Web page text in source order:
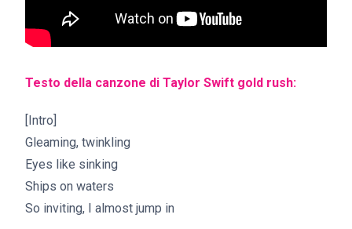
Testo della canzone di Taylor Swift gold rush:
[Intro]
Gleaming, twinkling
Eyes like sinking
Ships on waters
So inviting, I almost jump in